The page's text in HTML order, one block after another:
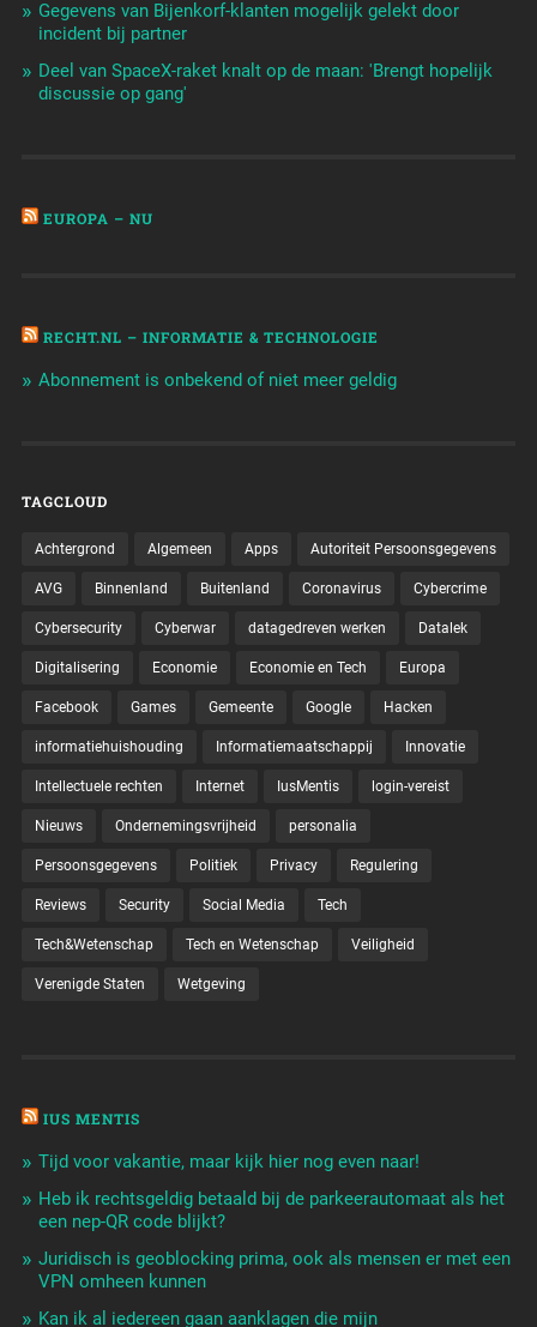
Gegevens van Bijenkorf-klanten mogelijk gelekt door
incident bij partner
Deel van SpaceX-raket knalt op de maan: 'Brengt hopelijk
discussie op gang'
EUROPA – NU
RECHT.NL – INFORMATIE & TECHNOLOGIE
Abonnement is onbekend of niet meer geldig
TAGCLOUD
Achtergrond Algemeen Apps Autoriteit Persoonsgegevens
AVG Binnenland Buitenland Coronavirus Cybercrime
Cybersecurity Cyberwar datagedreven werken Datalek
Digitalisering Economie Economie en Tech Europa
Facebook Games Gemeente Google Hacken
informatiehuishouding Informatiemaatschappij Innovatie
Intellectuele rechten Internet IusMentis login-vereist
Nieuws Ondernemingsvrijheid personalia
Persoonsgegevens Politiek Privacy Regulering
Reviews Security Social Media Tech
Tech&Wetenschap Tech en Wetenschap Veiligheid
Verenigde Staten Wetgeving
IUS MENTIS
Tijd voor vakantie, maar kijk hier nog even naar!
Heb ik rechtsgeldig betaald bij de parkeerautomaat als het
een nep-QR code blijkt?
Juridisch is geoblocking prima, ook als mensen er met een
VPN omheen kunnen
Kan ik al iedereen gaan aanklagen die mijn